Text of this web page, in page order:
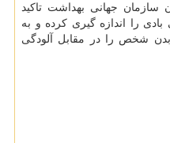
سازمان جهانی بهداشت تاكید
را اندازه گیری كرده و به
شخص را در مقابل آلودگی